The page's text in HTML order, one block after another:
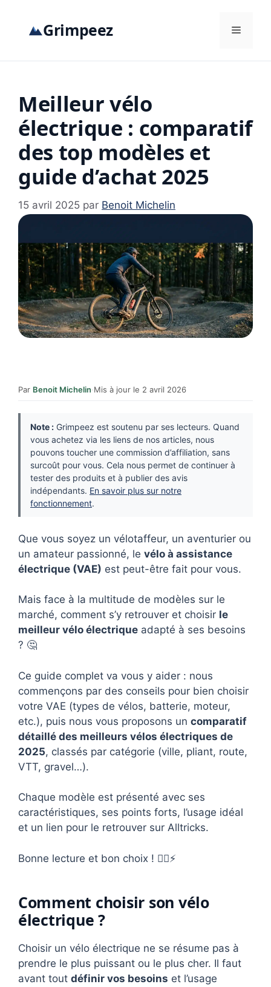
contenu Grimpeez Menu
Meilleur vélo
électrique : comparatif
des top modèles et
guide d’achat 2025
15 avril 2025 par Benoit Michelin
Par Benoit Michelin·Mis à jour le 2 avril 2026
Note : Grimpeez est soutenu par ses lecteurs. Quand
vous achetez via les liens de nos articles, nous
pouvons toucher une commission d’affiliation, sans
surcoût pour vous. Cela nous permet de continuer à
tester des produits et à publier des avis
indépendants. En savoir plus sur notre
fonctionnement.
Que vous soyez un vélotaffeur, un aventurier ou
un amateur passionné, le vélo à assistance
électrique (VAE) est peut-être fait pour vous.
Mais face à la multitude de modèles sur le
marché, comment s’y retrouver et choisir le
meilleur vélo électrique adapté à ses besoins
? 🤔
Ce guide complet va vous y aider : nous
commençons par des conseils pour bien choisir
votre VAE (types de vélos, batterie, moteur,
etc.), puis nous vous proposons un comparatif
détaillé des meilleurs vélos électriques de
2025, classés par catégorie (ville, pliant, route,
VTT, gravel…).
Chaque modèle est présenté avec ses
caractéristiques, ses points forts, l’usage idéal
et un lien pour le retrouver sur Alltricks.
Bonne lecture et bon choix ! 🚴‍♀️⚡
Comment choisir son vélo
électrique ?
Choisir un vélo électrique ne se résume pas à
prendre le plus puissant ou le plus cher. Il faut
avant tout définir vos besoins et l’usage